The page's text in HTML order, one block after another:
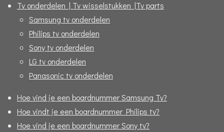
Tv onderdelen | Tv wisselstukken |Tv parts
Samsung tv onderdelen
Philips tv onderdelen
Sony tv onderdelen
LG tv onderdelen
Panasonic tv onderdelen
Hoe vind je een boardnummer Samsung Tv?
Hoe vindt je een boardnummer Philips tv?
Hoe vind je een boardnummer Sony tv?